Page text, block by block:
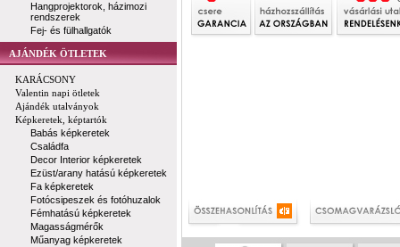
Hangprojektorok, házimozi
rendszerek
Fej- és fülhallgatók
AJÁNDÉK ÖTLETEK
KARÁCSONY
Valentin napi ötletek
Ajándék utalványok
Képkeretek, képtartók
Babás képkeretek
Családfa
Decor Interior képkeretek
Ezüst/arany hatású képkeretek
Fa képkeretek
Fotócsipeszek és fotóhuzalok
Fémhatású képkeretek
Magasságmérők
Műanyag képkeretek